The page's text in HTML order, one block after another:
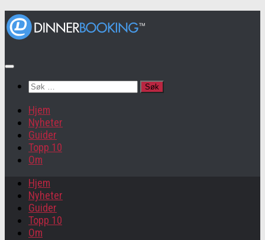
Søk
Hjem
Nyheter
Guider
Topp 10
Om
Hjem
Nyheter
Guider
Topp 10
Om